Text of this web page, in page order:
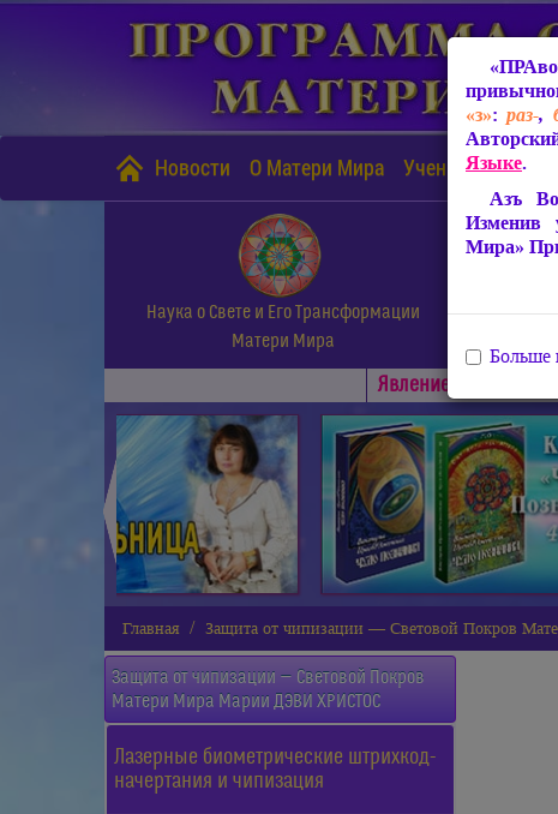
Новости О Матери Мира Учение Матери
Наука о Свете и Его Трансформации
Матери Мира
Явлениe Матери Мира
◄
Главная Защита от чипизации — Световой Покров
Защита от чипизации — Световой Покров
Матери Мира Марии ДЭВИ ХРИСТОС
Лазерные биометрические штрихкод-
начертания и чипизация
«з»:раз-,
Языке.
Азъ
Изменив
Мира»
Больше